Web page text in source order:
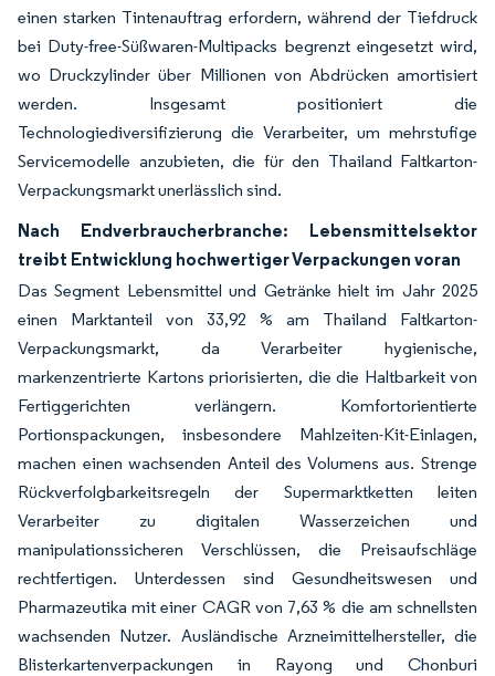
einen starken Tintenauftrag erfordern, während der Tiefdruck
bei Duty-free-Süßwaren-Multipacks begrenzt eingesetzt wird,
wo Druckzylinder über Millionen von Abdrücken amortisiert
werden. Insgesamt positioniert die
Technologiediversifizierung die Verarbeiter, um mehrstufige
Servicemodelle anzubieten, die für den Thailand Faltkarton-
Verpackungsmarkt unerlässlich sind.
Nach Endverbraucherbranche: Lebensmittelsektor
treibt Entwicklung hochwertiger Verpackungen voran
Das Segment Lebensmittel und Getränke hielt im Jahr 2025
einen Marktanteil von 33,92 % am Thailand Faltkarton-
Verpackungsmarkt, da Verarbeiter hygienische,
markenzentrierte Kartons priorisierten, die die Haltbarkeit von
Fertiggerichten verlängern. Komfortorientierte
Portionspackungen, insbesondere Mahlzeiten-Kit-Einlagen,
machen einen wachsenden Anteil des Volumens aus. Strenge
Rückverfolgbarkeitsregeln der Supermarktketten leiten
Verarbeiter zu digitalen Wasserzeichen und
manipulationssicheren Verschlüssen, die Preisaufschläge
rechtfertigen. Unterdessen sind Gesundheitswesen und
Pharmazeutika mit einer CAGR von 7,63 % die am schnellsten
wachsenden Nutzer. Ausländische Arzneimittelhersteller, die
Blisterkartenverpackungen in Rayong und Chonburi